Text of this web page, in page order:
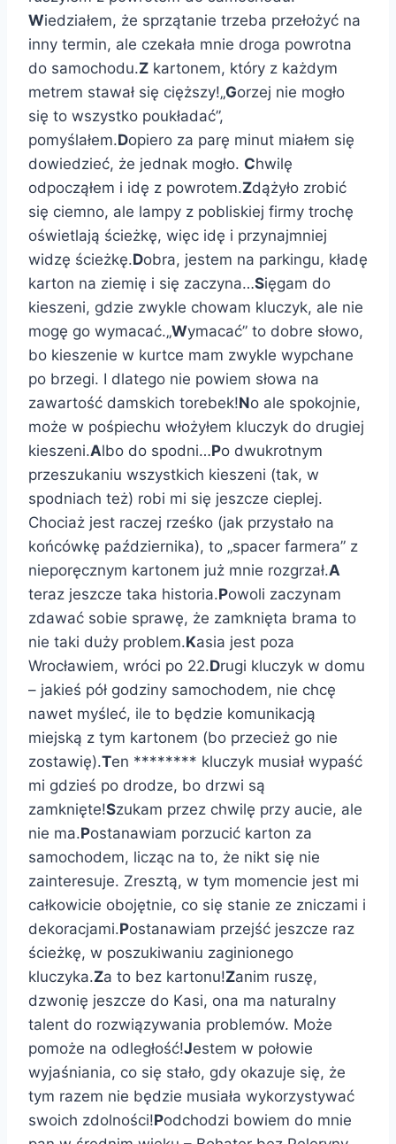
Wiedziałem, że sprzątanie trzeba przełożyć na
inny termin, ale czekała mnie droga powrotna
do samochodu.Z kartonem, który z każdym
metrem stawał się cięższy!„Gorzej nie mogło
się to wszystko poukładać”,
pomyślałem.Dopiero za parę minut miałem się
dowiedzieć, że jednak mogło. Chwilę
odpocząłem i idę z powrotem.Zdążyło zrobić
się ciemno, ale lampy z pobliskiej firmy trochę
oświetlają ścieżkę, więc idę i przynajmniej
widzę ścieżkę.Dobra, jestem na parkingu, kładę
karton na ziemię i się zaczyna…Sięgam do
kieszeni, gdzie zwykle chowam kluczyk, ale nie
mogę go wymacać.„Wymacać” to dobre słowo,
bo kieszenie w kurtce mam zwykle wypchane
po brzegi. I dlatego nie powiem słowa na
zawartość damskich torebek!No ale spokojnie,
może w pośpiechu włożyłem kluczyk do drugiej
kieszeni.Albo do spodni…Po dwukrotnym
przeszukaniu wszystkich kieszeni (tak, w
spodniach też) robi mi się jeszcze cieplej.
Chociaż jest raczej rześko (jak przystało na
końcówkę października), to „spacer farmera” z
nieporęcznym kartonem już mnie rozgrzał.A
teraz jeszcze taka historia.Powoli zaczynam
zdawać sobie sprawę, że zamknięta brama to
nie taki duży problem.Kasia jest poza
Wrocławiem, wróci po 22.Drugi kluczyk w domu
– jakieś pół godziny samochodem, nie chcę
nawet myśleć, ile to będzie komunikacją
miejską z tym kartonem (bo przecież go nie
zostawię).Ten ******** kluczyk musiał wypaść
mi gdzieś po drodze, bo drzwi są
zamknięte!Szukam przez chwilę przy aucie, ale
nie ma.Postanawiam porzucić karton za
samochodem, licząc na to, że nikt się nie
zainteresuje. Zresztą, w tym momencie jest mi
całkowicie obojętnie, co się stanie ze zniczami i
dekoracjami.Postanawiam przejść jeszcze raz
ścieżkę, w poszukiwaniu zaginionego
kluczyka.Za to bez kartonu!Zanim ruszę,
dzwonię jeszcze do Kasi, ona ma naturalny
talent do rozwiązywania problemów. Może
pomoże na odległość!Jestem w połowie
wyjaśniania, co się stało, gdy okazuje się, że
tym razem nie będzie musiała wykorzystywać
swoich zdolności!Podchodzi bowiem do mnie